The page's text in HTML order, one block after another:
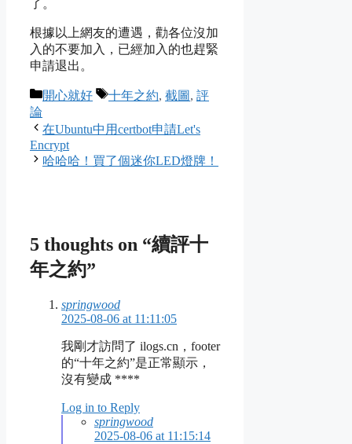
了。
根據以上網友的遭遇，勸各位沒加
入的不要加入，已經加入的也趕緊
申請退出。
Categories
開心就好 Tags
十年之約, 截圖 , 評
論
在Ubuntu中用certbot申請Let's
Encrypt
哈哈哈！買了個迷你LED燈牌！
5 thoughts on “續評十
年之約”
springwood
2025-08-06 at 11:11:05
我剛才訪問了 ilogs.cn，footer
的“十年之約”是正常顯示，
沒有變成 ****
Log in to Reply
springwood
2025-08-06 at 11:15:14